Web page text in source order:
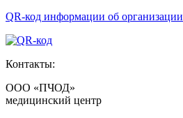
QR-код информации об организации
Контакты:
ООО «ПЧОД»
медицинский центр